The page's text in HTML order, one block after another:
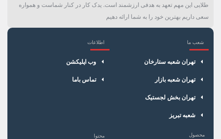
طلایی این مهم تعهد به هدفی ارزشمند است. یدک کار در کنار شماست و همواره
سعی داریم بهترین خود را به شما ارائه دهیم
شعب ما
تهران شعبه ستارخان
تهران شعبه بازار
تهران بخش لجستیک
شعبه تبریز
اطلاعات
وب اپلیکشن
تماس باما
محصول محتوا
×